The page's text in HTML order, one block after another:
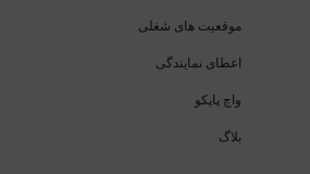
موقعیت های شغلی
اعطای نمایندگی
واچ پاپکو
بلاگ